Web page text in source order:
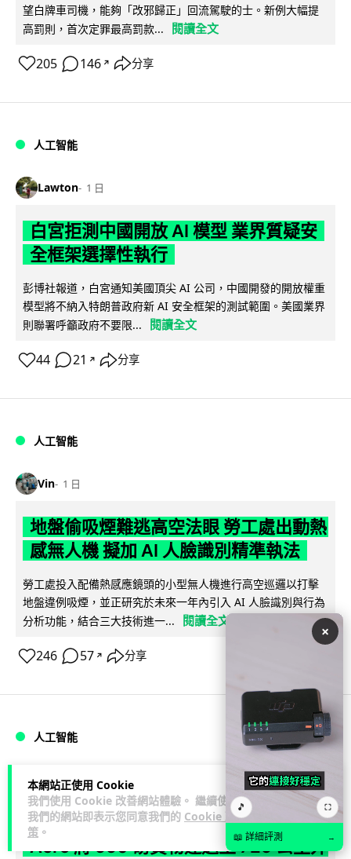
本網站正使用 Cookie
我們使用 Cookie 改善網站體驗。 繼續使用
我們的網站即表示您同意我們的 Cookie 政
策 。
望白牌車司機，能夠「改邪歸正」回流駕駛的士。新例大幅提
高罰則，首次定罪最高罰款...
閱讀全文
205 146 ↗ 分享
人工智能
Lawton 1 日
白宮拒測中國開放 AI 模型 業界質疑安
全框架選擇性執行
彭博社報道，白宮通知美國頂尖 AI 公司，中國開發的開放權重
模型將不納入特朗普政府新 AI 安全框架的測試範圍。美國業界
則聯署呼籲政府不要限...
閱讀全文
44 21 ↗ 分享
人工智能
Vin 1 日
地盤偷吸煙難逃高空法眼 勞工處出動熱
感無人機 擬加 AI 人臉識別精準執法
勞工處投入配備熱感應鏡頭的小型無人機進行高空巡邏以打擊
地盤違例吸煙，並正研究於未來一年內引入 AI 人臉識別與行為
分析功能，結合三大技術進一...
閱讀全文
246 57 ↗ 分享
人工智能
Lawton 1 日
貨運火箭 沖繩飛台灣僅需 15 分鐘 Hop
Aero 將 550 磅貨物運送至 725 公里外
×
🎵 ⛶
📖 詳細評測 →